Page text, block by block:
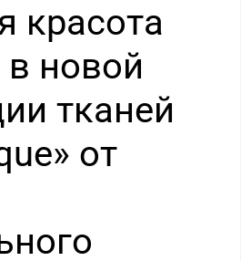
красота
в новой
тканей
от